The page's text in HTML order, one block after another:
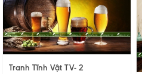
Tranh Tĩnh Vật TV- 2